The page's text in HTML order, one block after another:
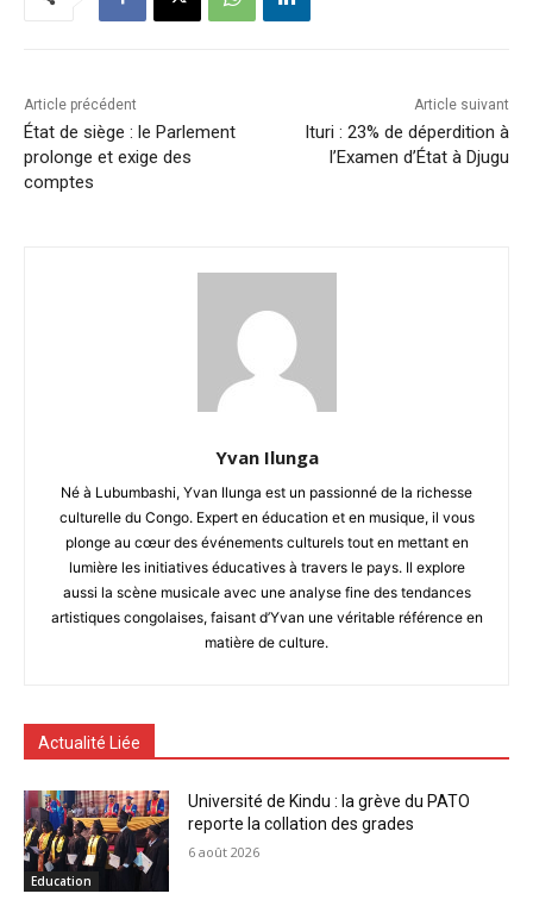
Article précédent
État de siège : le Parlement
prolonge et exige des
comptes
Article suivant
Ituri : 23% de déperdition à
l’Examen d’État à Djugu
Yvan Ilunga
Né à Lubumbashi, Yvan Ilunga est un passionné de la richesse
culturelle du Congo. Expert en éducation et en musique, il vous
plonge au cœur des événements culturels tout en mettant en
lumière les initiatives éducatives à travers le pays. Il explore
aussi la scène musicale avec une analyse fine des tendances
artistiques congolaises, faisant d’Yvan une véritable référence en
matière de culture.
Actualité Liée
Education
Université de Kindu : la grève du PATO
reporte la collation des grades
6 août 2026